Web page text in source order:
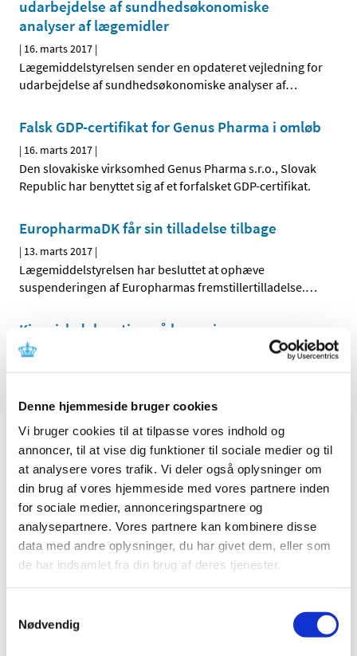
Denne hjemmeside bruger cookies
Vi bruger cookies til at tilpasse vores indhold og
annoncer, til at vise dig funktioner til sociale medier og til
at analysere vores trafik. Vi deler også oplysninger om
din brug af vores hjemmeside med vores partnere inden
for sociale medier, annonceringspartnere og
analysepartnere. Vores partnere kan kombinere disse
data med andre oplysninger, du har givet dem, eller som
de har indsamlet fra din brug af deres tjenester.
Nødvendig
udarbejdelse af sundhedsøkonomiske
analyser af lægemidler
| 16. marts 2017 |
Lægemiddelstyrelsen sender en opdateret vejledning for
udarbejdelse af sundhedsøkonomiske analyser af…
Falsk GDP-certifikat for Genus Pharma i omløb
| 16. marts 2017 |
Den slovakiske virksomhed Genus Pharma s.r.o., Slovak
Republic har benyttet sig af et forfalsket GDP-certifikat.
EuropharmaDK får sin tilladelse tilbage
| 13. marts 2017 |
Lægemiddelstyrelsen har besluttet at ophæve
suspenderingen af Europharmas fremstillertilladelse.…
Kinesisk delegation på besøg i
Lægemiddelstyrelsen i dag
|13. marts 2017|
lægemiddelmyndighed Chinese Food and Drug
Årsrapport for Lægemiddelstyrelsen 2016
|10. marts 2017|
Lægemiddelstyrelsen opnåede i 2016 et overskud på 0,9
mio.kr. ud af et samlet budget på knap 370 mio. kr.,
Bevilling til Farum Apotek
Lægemiddelstyrelsen har den 10. marts 2017 meddelt